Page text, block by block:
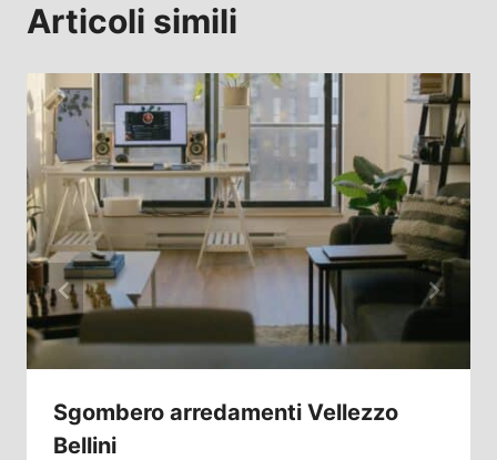
Articoli simili
Sgombero arredamenti Vellezzo
Bellini